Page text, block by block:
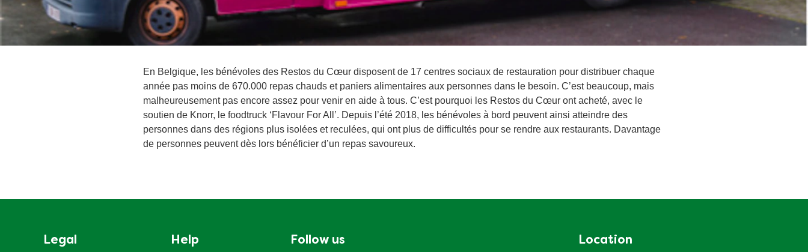
En Belgique, les bénévoles des Restos du Cœur disposent de 17 centres sociaux de restauration pour distribuer chaque
année pas moins de 670.000 repas chauds et paniers alimentaires aux personnes dans le besoin. C’est beaucoup, mais
malheureusement pas encore assez pour venir en aide à tous. C’est pourquoi les Restos du Cœur ont acheté, avec le
soutien de Knorr, le foodtruck ‘Flavour For All’. Depuis l’été 2018, les bénévoles à bord peuvent ainsi atteindre des
personnes dans des régions plus isolées et reculées, qui ont plus de difficultés pour se rendre aux restaurants. Davantage
de personnes peuvent dès lors bénéficier d’un repas savoureux.
Legal Help Follow us Location